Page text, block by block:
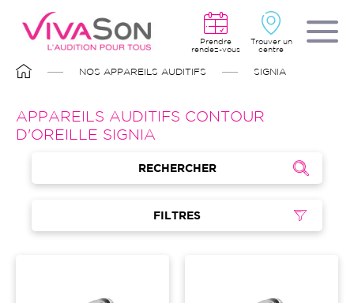
contenu
principal
Prendre
rendez-vous
Trouver un
centre
FIL
D'ARIANE
NOS APPAREILS AUDITIFS SIGNIA
APPAREILS AUDITIFS CONTOUR
D'OREILLE SIGNIA
RECHERCHER
FILTRES